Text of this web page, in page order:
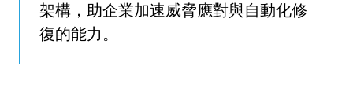
架構，助企業加速威脅應對與自動化修
復的能力。